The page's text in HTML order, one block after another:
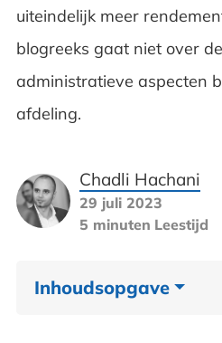
uiteindelijk meer
blogreeks gaat niet over
administratieve aspecten
afdeling.
Chadli Hachani
29 juli 2023
5 minuten Leestijd
Inhoudsopgave